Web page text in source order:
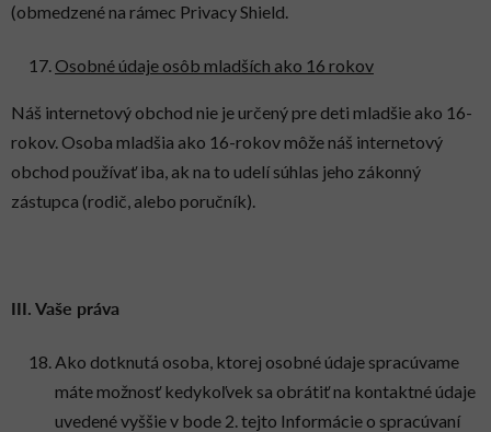
(obmedzené na rámec Privacy Shield.
Osobné údaje osôb mladších ako 16 rokov
Náš internetový obchod nie je určený pre deti mladšie ako 16-
rokov. Osoba mladšia ako 16-rokov môže náš internetový
obchod používať iba, ak na to udelí súhlas jeho zákonný
zástupca (rodič, alebo poručník).
III. Vaše práva
Ako dotknutá osoba, ktorej osobné údaje spracúvame
máte možnosť kedykoľvek sa obrátiť na kontaktné údaje
uvedené vyššie v bode 2. tejto Informácie o spracúvaní